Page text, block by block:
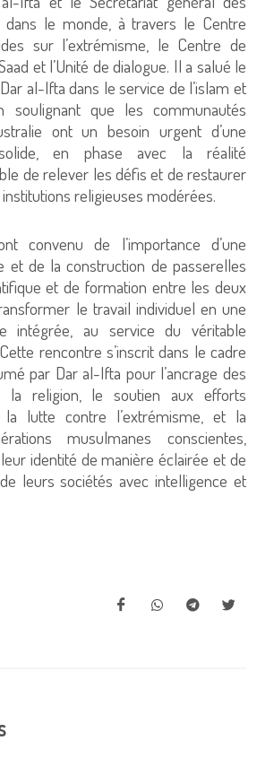
dans le monde, à travers le Centre
sur l’extrémisme, le Centre de
et l’Unité de dialogue. Il a salué le
al-Ifta dans le service de l’islam et
soulignant que les communautés
ont un besoin urgent d’une
en phase avec la réalité
de relever les défis et de restaurer
religieuses modérées.
convenu de l’importance d’une
et de la construction de passerelles
et de formation entre les deux
le travail individuel en une
intégrée, au service du véritable
rencontre s’inscrit dans le cadre
par Dar al-Ifta pour l’ancrage des
la religion, le soutien aux efforts
la lutte contre l’extrémisme, et la
musulmanes conscientes,
identité de manière éclairée et de
leurs sociétés avec intelligence et